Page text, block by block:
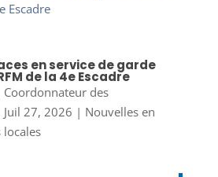
en service de garde
de la 4e Escadre
Coordonnateur des
Juil 27, 2026 | Nouvelles en
locales